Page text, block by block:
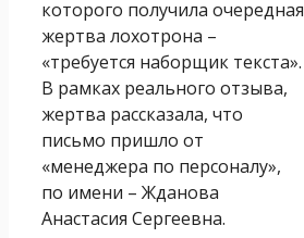
которого получила очередная
жертва лохотрона –
«требуется наборщик текста».
В рамках реального отзыва,
жертва рассказала, что
письмо пришло от
«менеджера по персоналу»,
по имени – Жданова
Анастасия Сергеевна.